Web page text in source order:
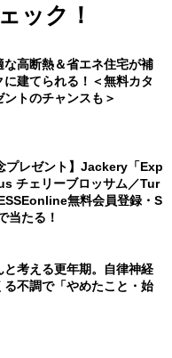
ック！
な高断熱＆省エネ住宅が補
に建てられる！＜無料カタ
ントのチャンスも＞
プレゼント】Jackery「Exp
チェリーブロッサム／Tur
無料会員登録・S
当たる！
と考える更年期。自律神経
る不調で「やめたこと・始